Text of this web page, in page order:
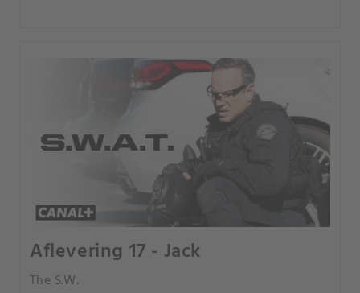
gemeenschapsleden tot vergelding, herenigt het
Aflevering 17 - Jack
The S.W.